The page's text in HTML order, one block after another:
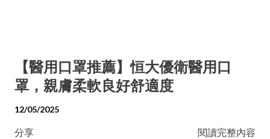
【醫用口罩推薦】恒大優衛醫用口
罩，親膚柔軟良好舒適度
12/05/2025
分享 閱讀完整內容